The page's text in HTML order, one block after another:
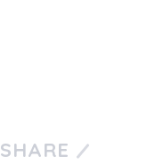
SHARE